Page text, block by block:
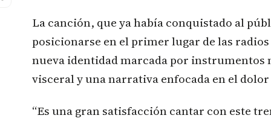
La canción, que ya había conquistado al
posicionarse en el primer lugar de las
nueva identidad marcada por
visceral y una narrativa enfocada en el
“Es una gran satisfacción cantar con este